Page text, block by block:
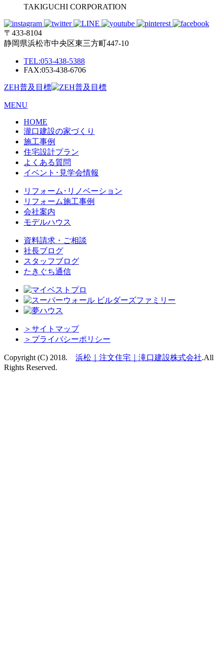
TAKIGUCHI CORPORATION
〒433-8104
静岡県浜松市中央区東三方町447-10
TEL:053-438-5388
FAX:053-438-6706
ZEH普及目標
MENU
HOME
瀧口建設の家づくり
施工事例
住宅設計プラン
よくある質問
イベント･見学会情報
リフォーム･リノベーション
リフォーム施工事例
会社案内
モデルハウス
資料請求・ご相談
社長ブログ
スタッフブログ
たきぐち通信
＞ サイトマップ
＞ プライバシーポリシー
Copyright (C) 2018. 浜松｜注文住宅｜滝口建設株式会社.All
Rights Reserved.